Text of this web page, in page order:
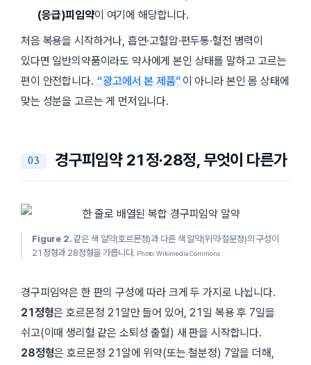
(응급)피임약이 여기에 해당합니다.
처음 복용을 시작하거나, 흡연·고혈압·편두통·혈전 병력이
있다면 일반의약품이라도 약사에게 본인 상태를 말하고 고르는
편이 안전합니다. “광고에서 본 제품” 이 아니라 본인 몸 상태에
맞는 성분을 고르는 게 먼저입니다.
경구피임약 21정·28정, 무엇이 다른가
Figure 2. 같은 색 알약(호르몬정)과 다른 색 알약(위약·철분정)의 구성이
21정형과 28정형을 가릅니다. Photo: Wikimedia Commons
경구피임약은 한 판의 구성에 따라 크게 두 가지로 나뉩니다.
21정형은 호르몬정 21알만 들어 있어, 21일 복용 후 7일을
쉬고(이때 생리혈 같은 소퇴성 출혈) 새 판을 시작합니다.
28정형은 호르몬정 21알에 위약(또는 철분정) 7알을 더해,